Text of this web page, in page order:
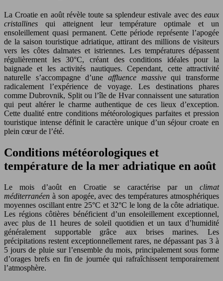
La Croatie en août révèle toute sa splendeur estivale avec des eaux
cristallines qui atteignent leur température optimale et un
ensoleillement quasi permanent. Cette période représente l’apogée
de la saison touristique adriatique, attirant des millions de visiteurs
vers les côtes dalmates et istriennes. Les températures dépassent
régulièrement les 30°C, créant des conditions idéales pour la
baignade et les activités nautiques. Cependant, cette attractivité
naturelle s’accompagne d’une affluence massivequi transforme
radicalement l’expérience de voyage. Les destinations phares
comme Dubrovnik, Split ou l’île de Hvar connaissent une saturation
qui peut altérer le charme authentique de ces lieux d’exception.
Cette dualité entre conditions météorologiques parfaites et pression
touristique intense définit le caractère unique d’un séjour croate en
plein cœur de l’été.
Conditions météorologiques et
température de la mer adriatique en août
Le mois d’août en Croatie se caractérise par un climat
méditerranéen à son apogée, avec des températures atmosphériques
moyennes oscillant entre 25°C et 32°C le long de la côte adriatique.
Les régions côtières bénéficient d’un ensoleillement exceptionnel,
avec plus de 11 heures de soleil quotidien et un taux d’humidité
généralement supportable grâce aux brises marines. Les
précipitations restent exceptionnellement rares, ne dépassant pas 3 à
5 jours de pluie sur l’ensemble du mois, principalement sous forme
d’orages brefs en fin de journée qui rafraîchissent temporairement
l’atmosphère.